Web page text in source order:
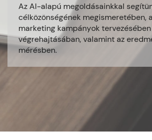
Az AI-alapú megoldásainkkal
célközönségének megismeretében,
marketing kampányok
végrehajtásában, valamint az
mérésben.